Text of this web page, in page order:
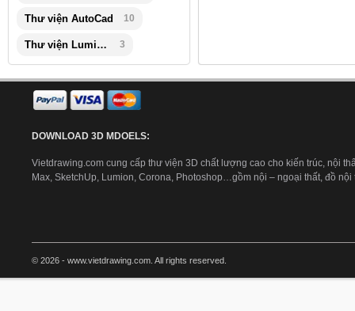
Thư viện AutoCad 10
Thư viện Lumion 3
DOWNLOAD 3D MDOELS:
Vietdrawing.com cung cấp thư viện 3D chất lượng cao cho kiến trúc, nội
Max, SketchUp, Lumion, Corona, Photoshop…gồm nội – ngoại thất, đồ nội
© 2026 - www.vietdrawing.com. All rights reserved.